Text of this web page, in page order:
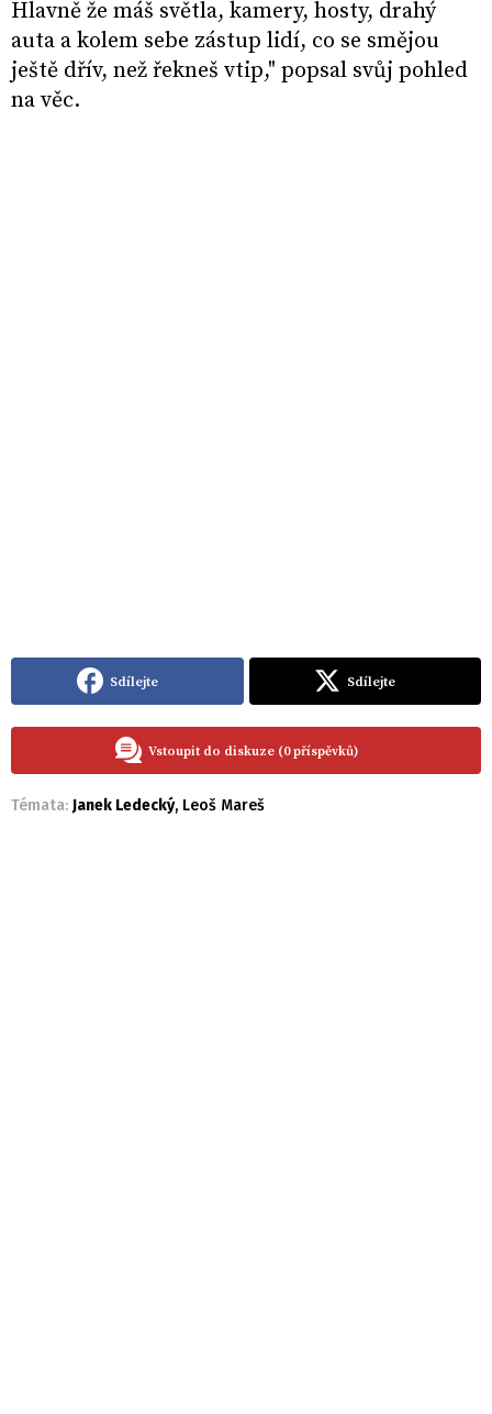
Hlavně že máš světla, kamery, hosty, drahý
auta a kolem sebe zástup lidí, co se smějou
ještě dřív, než řekneš vtip," popsal svůj pohled
na věc.
Sdílejte Sdílejte
Vstoupit do diskuze (0 příspěvků)
Témata: Janek Ledecký, Leoš Mareš